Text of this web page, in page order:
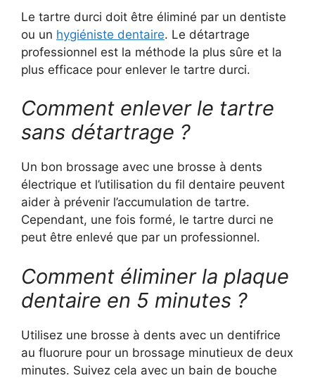
Le tartre durci doit être éliminé par un dentiste
ou un hygiéniste dentaire. Le détartrage
professionnel est la méthode la plus sûre et la
plus efficace pour enlever le tartre durci.
Comment enlever le tartre
sans détartrage ?
Un bon brossage avec une brosse à dents
électrique et l’utilisation du fil dentaire peuvent
aider à prévenir l’accumulation de tartre.
Cependant, une fois formé, le tartre durci ne
peut être enlevé que par un professionnel.
Comment éliminer la plaque
dentaire en 5 minutes ?
Utilisez une brosse à dents avec un dentifrice
au fluorure pour un brossage minutieux de deux
minutes. Suivez cela avec un bain de bouche